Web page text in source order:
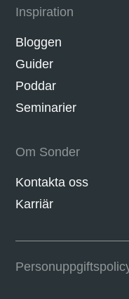
Inspiration
Bloggen
Guider
Poddar
Seminarier
Om Sonder
Kontakta oss
Karriär